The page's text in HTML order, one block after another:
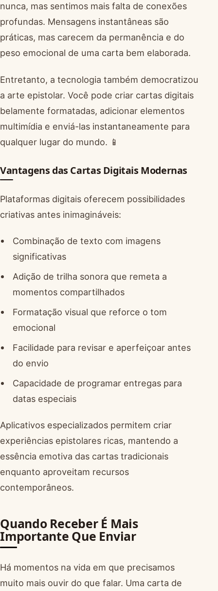
nunca, mas sentimos mais falta de conexões
profundas. Mensagens instantâneas são
práticas, mas carecem da permanência e do
peso emocional de uma carta bem elaborada.
Entretanto, a tecnologia também democratizou
a arte epistolar. Você pode criar cartas digitais
belamente formatadas, adicionar elementos
multimídia e enviá-las instantaneamente para
qualquer lugar do mundo. 📱
Vantagens das Cartas Digitais Modernas
Plataformas digitais oferecem possibilidades
criativas antes inimagináveis:
Combinação de texto com imagens
significativas
Adição de trilha sonora que remeta a
momentos compartilhados
Formatação visual que reforce o tom
emocional
Facilidade para revisar e aperfeiçoar antes
do envio
Capacidade de programar entregas para
datas especiais
Aplicativos especializados permitem criar
experiências epistolares ricas, mantendo a
essência emotiva das cartas tradicionais
enquanto aproveitam recursos
contemporâneos.
Quando Receber É Mais
Importante Que Enviar
Há momentos na vida em que precisamos
muito mais ouvir do que falar. Uma carta de